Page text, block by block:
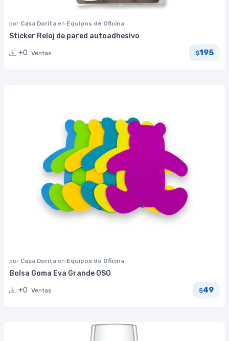
por Casa Dorita en Equipos de Oficina
Sticker Reloj de pared autoadhesivo
+0 Ventas $195
por Casa Dorita en Equipos de Oficina
Bolsa Goma Eva Grande OSO
+0 Ventas $49